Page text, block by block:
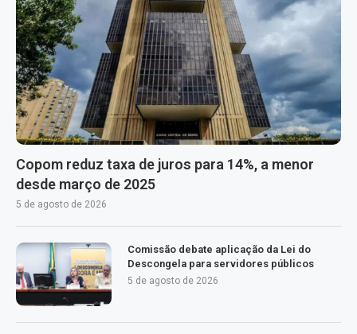
Copom reduz taxa de juros para 14%, a menor
desde março de 2025
5 de agosto de 2026
Comissão debate aplicação da Lei do
Descongela para servidores públicos
5 de agosto de 2026